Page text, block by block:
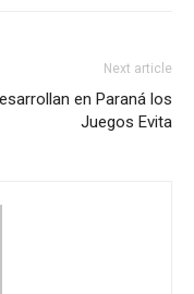
Next article
en Paraná los
Juegos Evita